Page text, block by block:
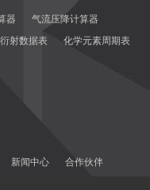
器
气流压降计算器
射数据表 化学元素周期表
新闻中心
合作伙伴